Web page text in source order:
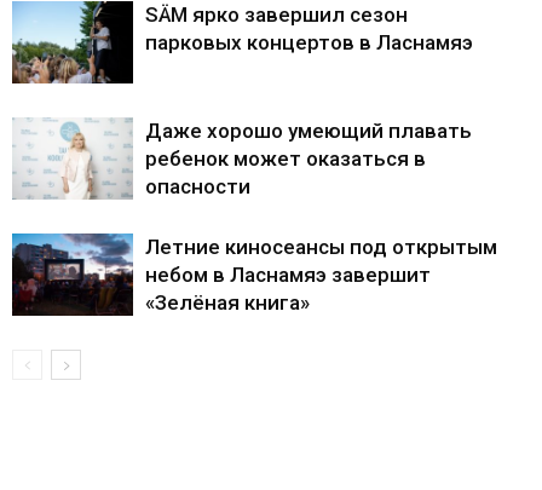
SÄM ярко завершил сезон
парковых концертов в Ласнамяэ
Даже хорошо умеющий плавать
ребенок может оказаться в
опасности
Летние киносеансы под открытым
небом в Ласнамяэ завершит
«Зелёная книга»